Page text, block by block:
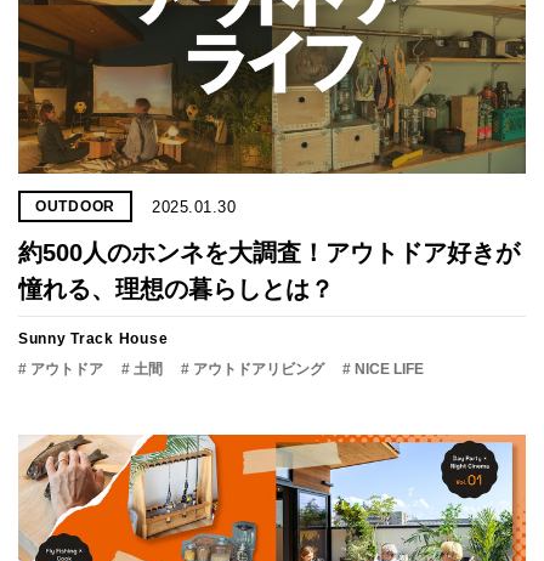
OUTDOOR 2025.01.30
約500人のホンネを大調査！アウトドア好きが
憧れる、理想の暮らしとは？
Sunny Track House
# アウトドア
# 土間 # アウトドアリビング # NICE LIFE